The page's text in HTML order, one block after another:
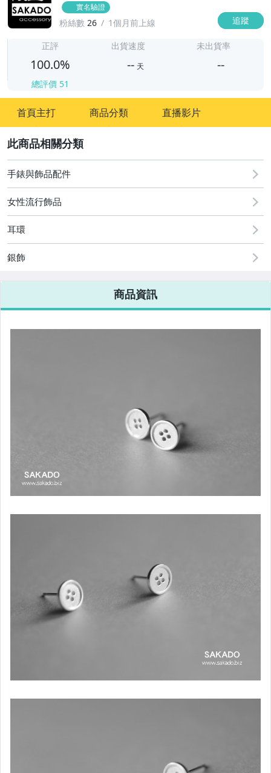
實名驗證
粉絲數 26 1個月前上線 追蹤
正評
100.0%
總評價 51
出貨速度
-- 天
未出貨率
--
首頁主打 商品分類 直播影片
手錶與飾品配件
女性流行飾品
耳環
銀飾
商品資訊